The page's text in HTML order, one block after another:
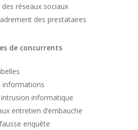
réseaux sociaux
des prestataires
de concurrents
informations
intrusion informatique
entretien d’embauche
enquête